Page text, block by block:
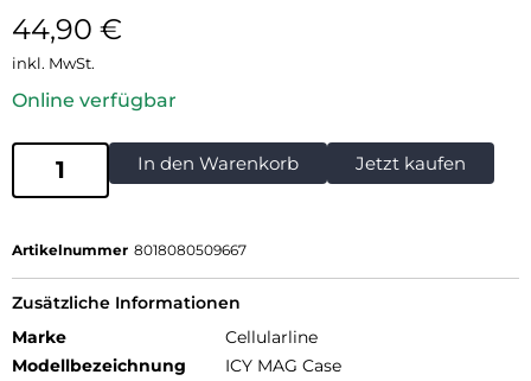
44,90 €
inkl. MwSt.
Online verfügbar
In den Warenkorb Jetzt kaufen
Artikelnummer 8018080509667
Zusätzliche Informationen
Marke
Cellularline
Modellbezeichnung
ICY MAG Case